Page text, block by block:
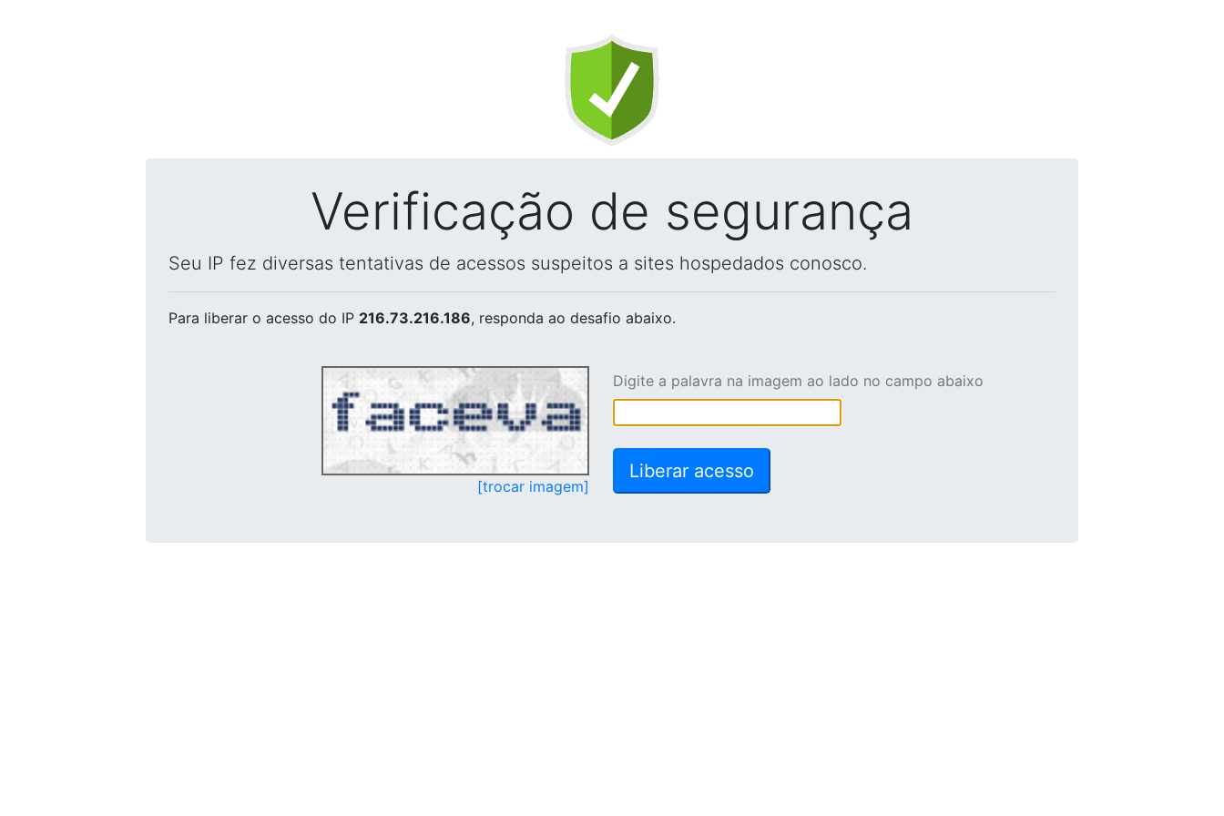
Verificação de segurança
Seu IP fez diversas tentativas de acessos suspeitos a sites hospedados conosco.
Para liberar o acesso do IP 216.73.216.186, responda ao desafio abaixo.
[trocar imagem]
Digite a palavra na imagem ao lado no campo abaixo